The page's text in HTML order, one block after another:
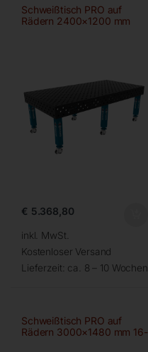
Schweißtisch PRO auf
Rädern 2400×1200 mm
€ 5.368,80
inkl. MwSt.
Kostenloser Versand
Lieferzeit: ca. 8 – 10 Wochen
Schweißtisch PRO auf
Rädern 3000×1480 mm 16-